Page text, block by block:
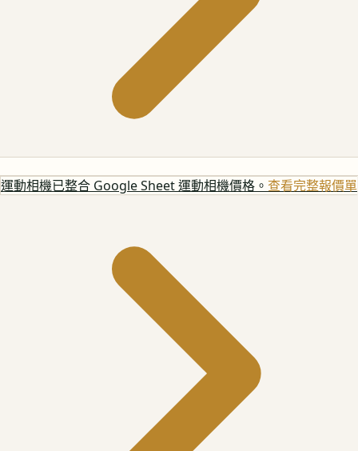
運動相機已整合 Google Sheet 運動相機價格。 查看完整報價單